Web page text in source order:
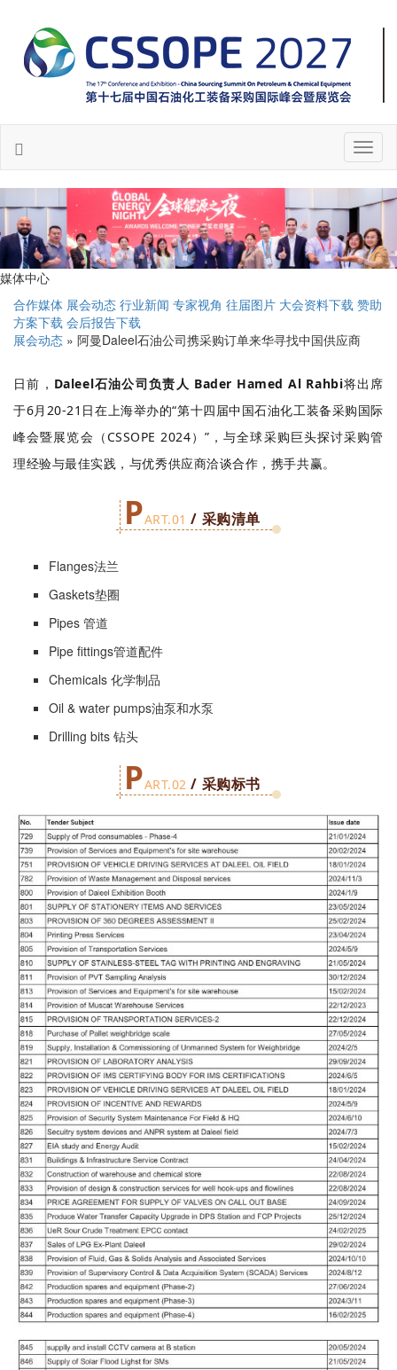
媒体中心
合作媒体 展会动态 行业新闻 专家视角 往届图片 大会资料下载 赞助
方案下载 会后报告下载
展会动态 » 阿曼Daleel石油公司携采购订单来华寻找中国供应商
日前， Daleel石油公司负责人 Bader Hamed Al Rahbi将出席
于6月20-21日在上海举办的“第十四届中国石油化工装备采购国际
峰会暨展览会（CSSOPE 2024）”，与全球采购巨头探讨采购管
理经验与最佳实践，与优秀供应商洽谈合作，携手共赢。
PART.01 / 采购清单
Flanges法兰
Gaskets垫圈
Pipes 管道
Pipe fittings管道配件
Chemicals 化学制品
Oil & water pumps油泵和水泵
Drilling bits 钻头
PART.02 / 采购标书